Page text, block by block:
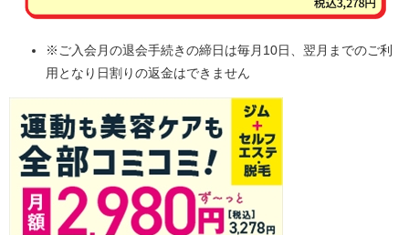
※ご入会月の退会手続きの締日は毎月10日、翌月までのご利
用となり日割りの返金はできません